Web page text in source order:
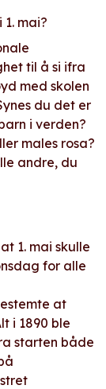
mai?
til å si ifra
med skolen
du det er
i verden?
males rosa?
andre, du
1. mai skulle
for alle
at
i 1890 ble
starten både